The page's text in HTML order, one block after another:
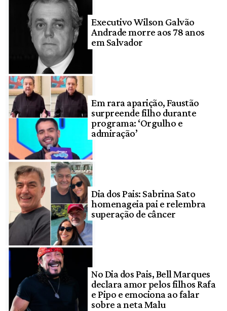
Executivo Wilson Galvão
Andrade morre aos 78 anos
em Salvador
Em rara aparição, Faustão
surpreende filho durante
programa: ‘Orgulho e
admiração’
Dia dos Pais: Sabrina Sato
homenageia pai e relembra
superação de câncer
No Dia dos Pais, Bell Marques
declara amor pelos filhos Rafa
e Pipo e emociona ao falar
sobre a neta Malu